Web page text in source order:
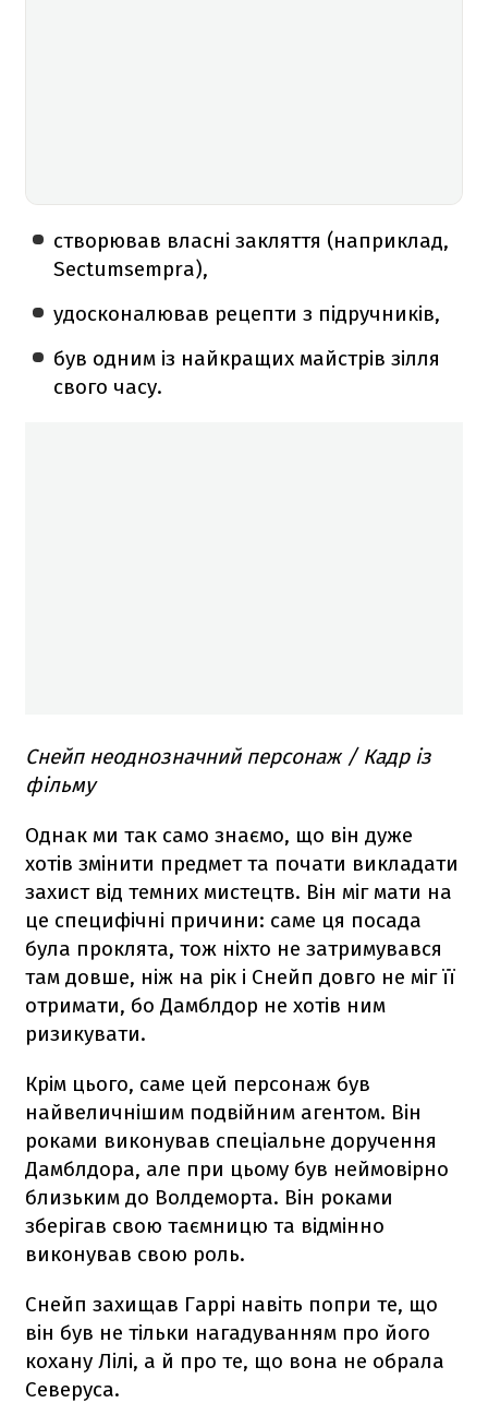
створював власні закляття (наприклад,
Sectumsempra),
удосконалював рецепти з підручників,
був одним із найкращих майстрів зілля
свого часу.
Снейп неоднозначний персонаж / Кадр із
фільму
Однак ми так само знаємо, що він дуже
хотів змінити предмет та почати викладати
захист від темних мистецтв. Він міг мати на
це специфічні причини: саме ця посада
була проклята, тож ніхто не затримувався
там довше, ніж на рік і Снейп довго не міг її
отримати, бо Дамблдор не хотів ним
ризикувати.
Крім цього, саме цей персонаж був
найвеличнішим подвійним агентом. Він
роками виконував спеціальне доручення
Дамблдора, але при цьому був неймовірно
близьким до Волдеморта. Він роками
зберігав свою таємницю та відмінно
виконував свою роль.
Снейп захищав Гаррі навіть попри те, що
він був не тільки нагадуванням про його
кохану Лілі, а й про те, що вона не обрала
Северуса.